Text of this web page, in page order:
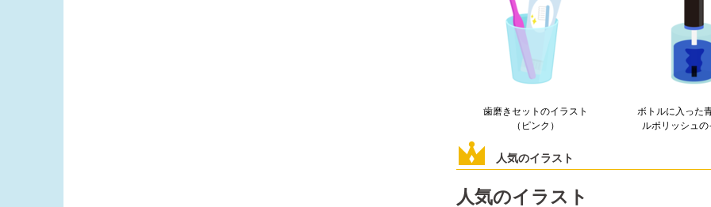
歯磨きセットのイラスト
（ピンク）
ボトルに入った
ルポリッシュの
人気のイラスト
人気のイラスト